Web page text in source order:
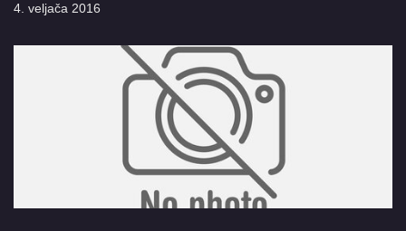
4. veljača 2016